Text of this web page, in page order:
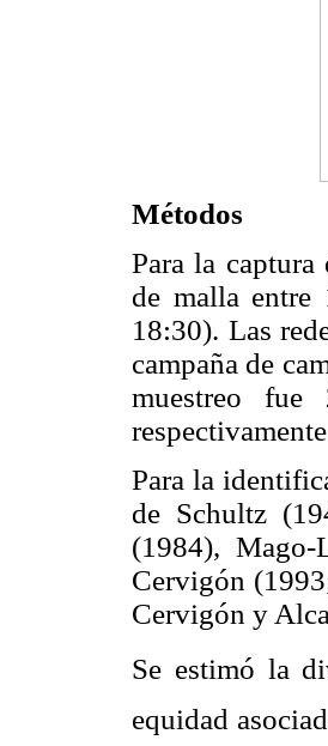
Métodos
Para la captura
de malla entre
18:30). Las
campaña de
muestreo
Para la
de Schultz
(1984), Mago-
Cervigón
Cervigón y
Se estimó la
equidad